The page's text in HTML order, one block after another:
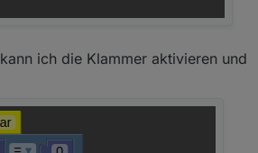
ich die Klammer aktivieren und